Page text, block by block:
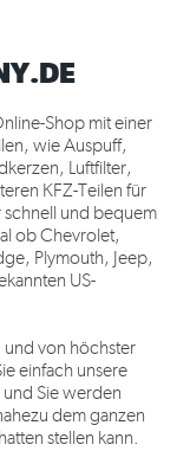
Shop mit einer
wie Auspuff,
Luftfilter,
KFZ-Teilen für
schnell und bequem
ob Chevrolet,
Plymouth, Jeep,
US-
und von höchster
einfach unsere
Sie werden
dem ganzen
stellen kann.